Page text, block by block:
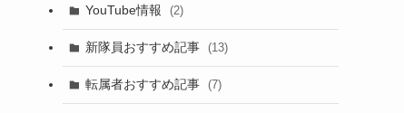
YouTube情報 (2)
新隊員おすすめ記事 (13)
転属者おすすめ記事 (7)